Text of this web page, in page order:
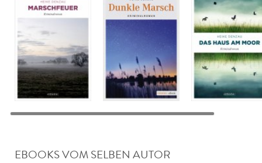
EBOOKS VOM SELBEN AUTOR